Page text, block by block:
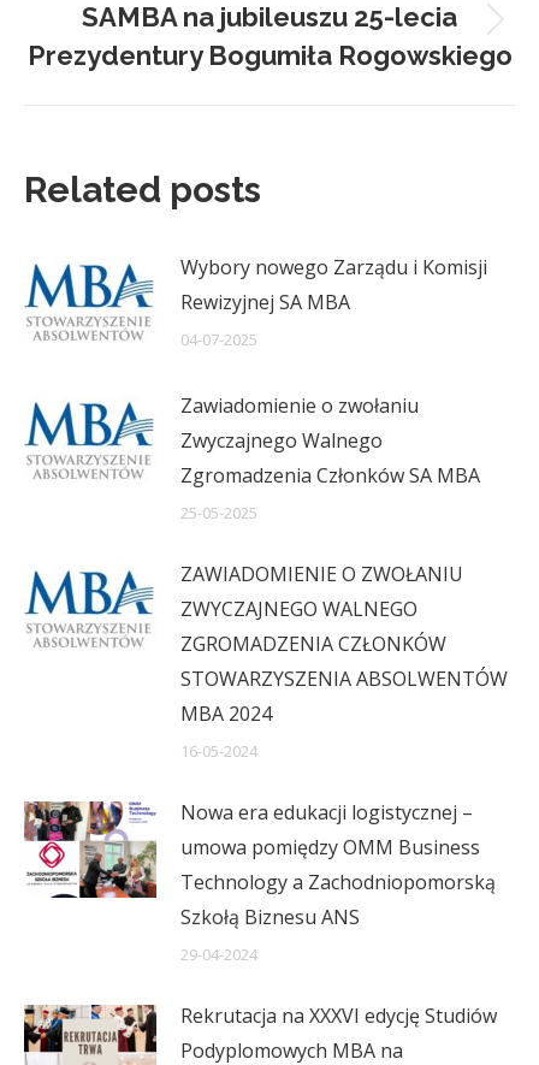
Next
post:
SAMBA na jubileuszu 25-lecia
Prezydentury Bogumiła Rogowskiego
Related posts
Wybory nowego Zarządu i Komisji
Rewizyjnej SA MBA
04-07-2025
Zawiadomienie o zwołaniu
Zwyczajnego Walnego
Zgromadzenia Członków SA MBA
25-05-2025
ZAWIADOMIENIE O ZWOŁANIU
ZWYCZAJNEGO WALNEGO
ZGROMADZENIA CZŁONKÓW
STOWARZYSZENIA ABSOLWENTÓW
MBA 2024
16-05-2024
Nowa era edukacji logistycznej –
umowa pomiędzy OMM Business
Technology a Zachodniopomorską
Szkołą Biznesu ANS
29-04-2024
Rekrutacja na XXXVI edycję Studiów
Podyplomowych MBA na